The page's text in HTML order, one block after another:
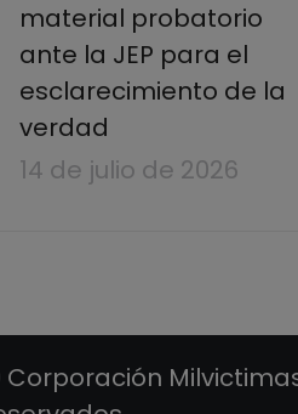
material probatorio
ante la JEP para el
esclarecimiento de la
verdad
14 de julio de 2026